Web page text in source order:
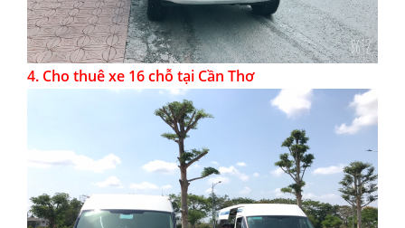
4. Cho thuê xe 16 chỗ tại Cần Thơ